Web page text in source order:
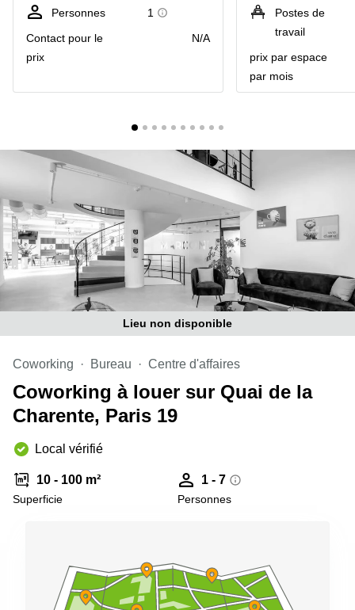
d'affaires
Coworking
Toulouse
Coworking
d'affaires
Lyon
Location
bureaux
Paris
Centre
d'affaires
Montpellier
Personnes
1
Contact pour le
prix
N/A
Postes de
travail
prix par espace
par mois
Lieu non disponible
Coworking Bureau Centre d'affaires
Coworking à louer sur Quai de la
Charente, Paris 19
Local vérifié
10 - 100 m²
Superficie
1 - 7
Personnes